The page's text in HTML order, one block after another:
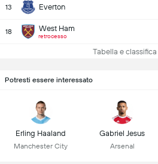
13 Everton
18 West Ham
retrocesso
Tabella e classifica
Potresti essere interessato
Erling Haaland
Manchester City
Gabriel Jesus
Arsenal